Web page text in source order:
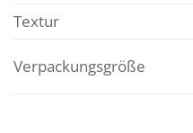
Textur
Verpackungsgröße